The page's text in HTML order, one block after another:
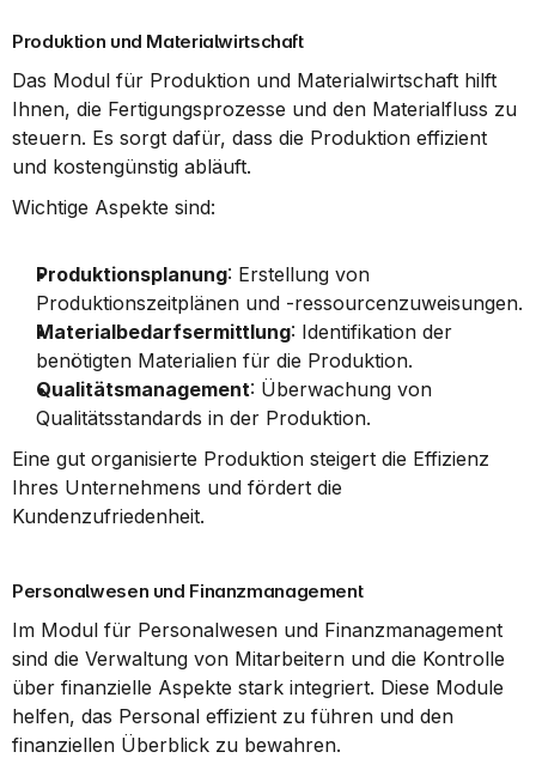
Produktion und Materialwirtschaft
Das Modul für Produktion und Materialwirtschaft hilft
Ihnen, die Fertigungsprozesse und den Materialfluss zu
steuern. Es sorgt dafür, dass die Produktion effizient
und kostengünstig abläuft.
Wichtige Aspekte sind:
Produktionsplanung: Erstellung von
Produktionszeitplänen und -ressourcenzuweisungen.
Materialbedarfsermittlung: Identifikation der
benötigten Materialien für die Produktion.
Qualitätsmanagement: Überwachung von
Qualitätsstandards in der Produktion.
Eine gut organisierte Produktion steigert die Effizienz
Ihres Unternehmens und fördert die
Kundenzufriedenheit.
Personalwesen und Finanzmanagement
Im Modul für Personalwesen und Finanzmanagement
sind die Verwaltung von Mitarbeitern und die Kontrolle
über finanzielle Aspekte stark integriert. Diese Module
helfen, das Personal effizient zu führen und den
finanziellen Überblick zu bewahren.